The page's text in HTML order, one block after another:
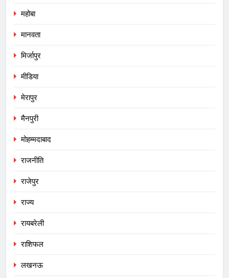
महोबा
मानवता
मिर्जापुर
मीडिया
मेरापुर
मैनपुरी
मोहम्मदाबाद
राजनीति
राजेपुर
राज्य
रायबरेली
राशिफल
लखनऊ